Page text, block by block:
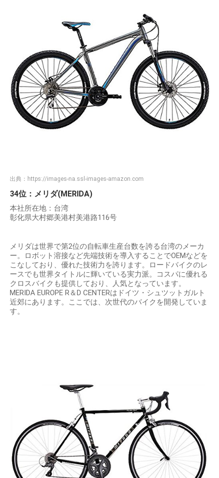
出典： https://images-na.ssl-images-amazon.com
34位：メリダ(MERIDA)
本社所在地：台湾
彰化県大村郷美港村美港路116号
メリダは世界で第2位の自転車生産台数を誇る台湾のメーカ
ー。ロボット溶接など先端技術を導入することでOEMなどを
こなしており、優れた技術力を誇ります。ロードバイクのレ
ースでも世界タイトルに輝いている実力派。コスパに優れる
クロスバイクも提供しており、人気となっています。
MERIDA EUROPE R＆D CENTERはドイツ・シュツットガルト
近郊にあります。ここでは、次世代のバイクを開発していま
す。